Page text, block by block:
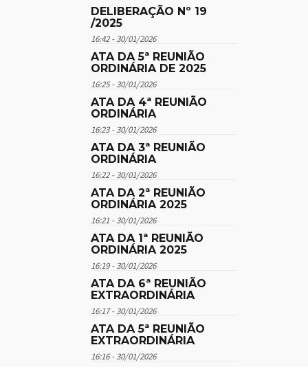
DELIBERAÇÃO Nº 19
/2025
16:42 - 30/01/2026
ATA DA 5ª REUNIÃO
ORDINÁRIA DE 2025
16:25 - 30/01/2026
ATA DA 4ª REUNIÃO
ORDINÁRIA
16:23 - 30/01/2026
ATA DA 3ª REUNIÃO
ORDINÁRIA
16:22 - 30/01/2026
ATA DA 2ª REUNIÃO
ORDINÁRIA 2025
16:21 - 30/01/2026
ATA DA 1ª REUNIÃO
ORDINÁRIA 2025
16:19 - 30/01/2026
ATA DA 6ª REUNIÃO
EXTRAORDINÁRIA
16:17 - 30/01/2026
ATA DA 5ª REUNIÃO
EXTRAORDINÁRIA
16:16 - 30/01/2026